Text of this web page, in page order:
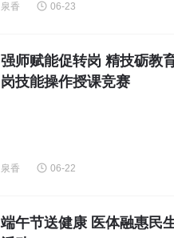
泉香 06-23
强师赋能促转岗 精技砺
岗技能操作授课竞赛
泉香 06-22
端午节送健康 医体融惠